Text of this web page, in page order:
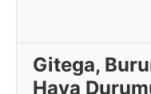
Gitega,
Hava